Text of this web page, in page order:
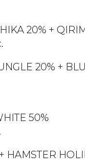
20% +
20% +
50%
HAMSTER